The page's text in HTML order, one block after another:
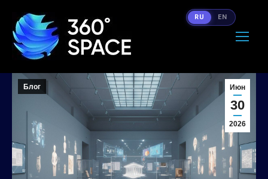
Июн
30
2026
Блог
RU EN